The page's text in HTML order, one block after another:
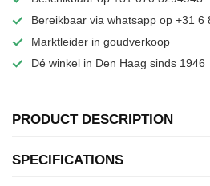
Bereikbaar via whatsapp op +31 6
Marktleider in goudverkoop
Dé winkel in Den Haag sinds 1946
PRODUCT DESCRIPTION
SPECIFICATIONS